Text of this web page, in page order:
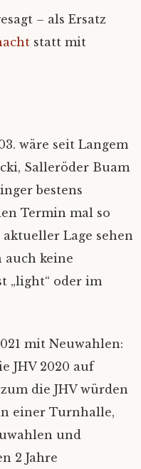
– als Ersatz
statt mit
wäre seit Langem
Salleröder Buam
bestens
Termin mal so
Lage sehen
auch keine
„light“ oder im
mit Neuwahlen:
JHV 2020 auf
die JHV würden
einer Turnhalle,
und
2 Jahre